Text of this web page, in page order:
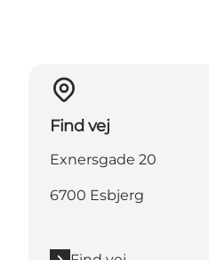
Find vej
Exnersgade 20
6700 Esbjerg